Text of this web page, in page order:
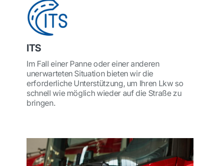
ITS
Im Fall einer Panne oder einer anderen
unerwarteten Situation bieten wir die
erforderliche Unterstützung, um Ihren Lkw so
schnell wie möglich wieder auf die Straße zu
bringen.